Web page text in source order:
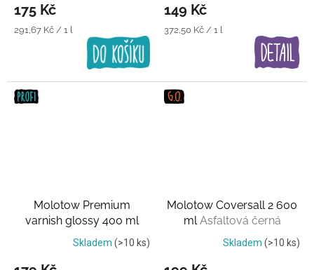
175 Kč
Měrná
291,67 Kč / 1 l
149 Kč
Měrná
372,50 Kč / 1 l
Molotow Premium
varnish glossy 400 ml
Transparentní lak
Skladem (>10 ks)
Molotow Coversall 2 600
mlAsfaltová černá
Skladem (>10 ks)